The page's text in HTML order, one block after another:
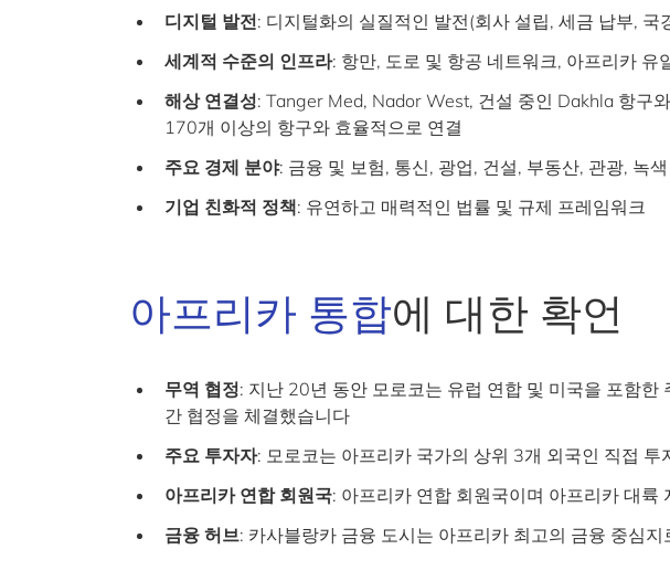
디지털 발전: 디지털화의 실질적인 발전(회사 설립, 세금 납부, 국
세계적 수준의 인프라: 항만, 도로 및 항공 네트워크, 아프리카 유
해상 연결성: Tanger Med, Nador West, 건설 중인 Dakhla 항구
170개 이상의 항구와 효율적으로 연결
주요 경제 분야: 금융 및 보험, 통신, 광업, 건설, 부동산, 관광, 녹
기업 친화적 정책: 유연하고 매력적인 법률 및 규제 프레임워크
아프리카 통합에 대한 확언
무역 협정: 지난 20년 동안 모로코는 유럽 연합 및 미국을 포함
간 협정을 체결했습니다
주요 투자자: 모로코는 아프리카 국가의 상위 3개 외국인 직접
아프리카 연합 회원국: 아프리카 연합 회원국이며 아프리카 대
금융 허브: 카사블랑카 금융 도시는 아프리카 최고의 금융 중심지